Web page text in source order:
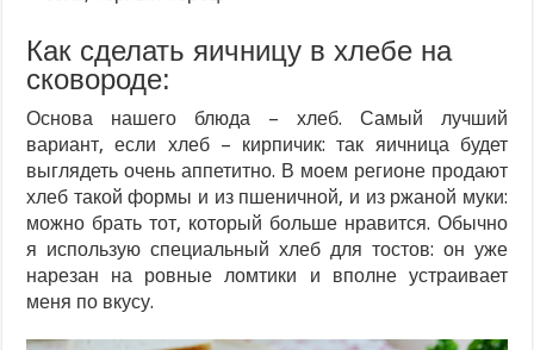
Как сделать яичницу в хлебе на
сковороде:
Основа нашего блюда – хлеб. Самый лучший
вариант, если хлеб – кирпичик: так яичница будет
выглядеть очень аппетитно. В моем регионе продают
хлеб такой формы и из пшеничной, и из ржаной муки:
можно брать тот, который больше нравится. Обычно
я использую специальный хлеб для тостов: он уже
нарезан на ровные ломтики и вполне устраивает
меня по вкусу.